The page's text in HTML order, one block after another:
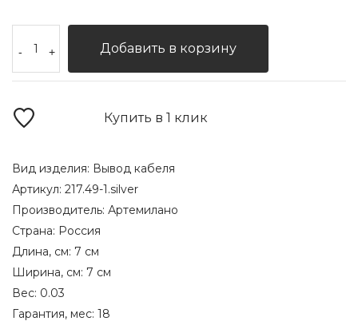
- + Добавить в корзину
Купить в 1 клик
Вид изделия: Вывод кабеля
Артикул: 217.49-1.silver
Производитель: Артемилано
Страна: Россия
Длина, см: 7 см
Ширина, см: 7 см
Вес: 0.03
Гарантия, мес: 18